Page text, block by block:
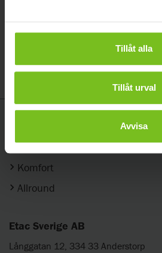
Tillåt alla
Tillåt urval
Avvisa
Etac Xact aktivrullstol
En lätt aktivrullstol för en aktiv livsstil.
Etac Xact aktivrullstol
Komfort
Allround
Etac Sverige AB
Långgatan 12, 334 33 Anderstorp